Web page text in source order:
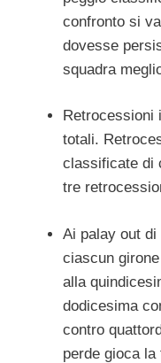
confronto si
dovesse
squadra
Retrocessioni
totali.
classificate di
tre
Ai palay out
ciascun
alla
dodicesima
contro
perde gioca